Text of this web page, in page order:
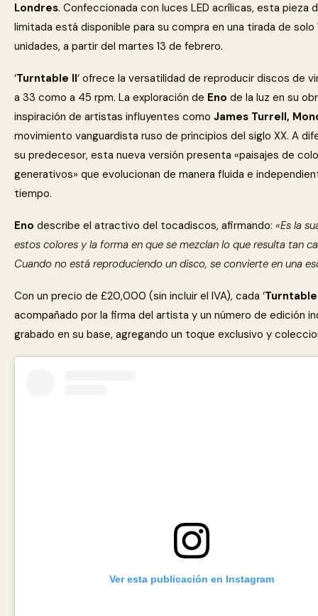
Londres. Confeccionada con luces LED acrílicas, esta pieza
limitada está disponible para su compra en una tirada de solo
unidades, a partir del martes 13 de febrero.
‘Turntable II‘ ofrece la versatilidad de reproducir discos de
a 33 como a 45 rpm. La exploración de Eno de la luz en su
inspiración de artistas influyentes como James Turrell,
movimiento vanguardista ruso de principios del siglo XX. A
su predecesor, esta nueva versión presenta «paisajes de
generativos» que evolucionan de manera fluida e
tiempo.
Eno describe el atractivo del tocadiscos, afirmando: «Es la
estos colores y la forma en que se mezclan lo que resulta tan
Cuando no está reproduciendo un disco, se convierte en una
Con un precio de £20,000 (sin incluir el IVA), cada ‘
acompañado por la firma del artista y un número de edición
grabado en su base, agregando un toque exclusivo y
Ver esta publicación en Instagram